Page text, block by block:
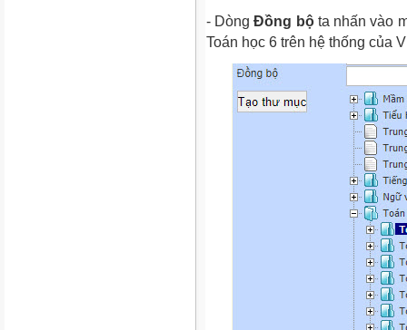
- DòngĐồng bộta nhấn vào
Toán học 6 trên hệ thống của